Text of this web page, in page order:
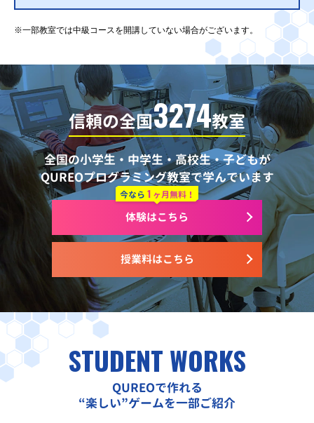
※一部教室では中級コースを開講していない場合がございます。
信頼の全国3274教室
全国の小学生・中学生・高校生・子どもが
QUREOプログラミング教室で学んでいます
授業料はこちら
今なら 1 ヶ月無料！
体験はこちら
STUDENT WORKS
QUREOで作れる
“楽しい”ゲームを一部ご紹介